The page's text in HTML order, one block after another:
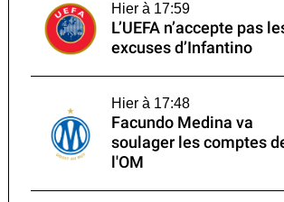
Hier à 17:59
L’UEFA n’accepte pas
excuses d’Infantino
Hier à 17:48
Facundo Medina va
soulager les comptes
l'OM